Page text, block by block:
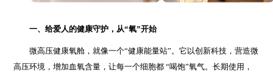
一、给爱人的健康守护，从“氧”开始
微高压健康氧舱，就像一个“健康能量站”。它以创新科技，营造微
高压环境，增加血氧含量，让每一个细胞都 “喝饱”氧气。长期使用，